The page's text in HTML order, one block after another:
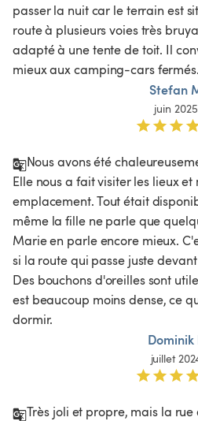
passer la nuit car le terrain est
route à plusieurs voies très
adapté à une tente de toit. Il
mieux aux camping-cars fermés.
Stefan
juin 2025
Nous avons été
Elle nous a fait visiter les lieux
emplacement. Tout était
même la fille ne parle que
Marie en parle encore mieux.
si la route qui passe juste
Des bouchons d'oreilles sont
est beaucoup moins dense, ce
dormir.
Dominik
juillet
Très joli et propre, mais la rue